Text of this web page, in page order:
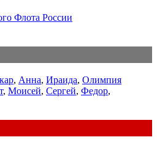
Флота России
, Анна, Ираида, Олимпия
, Моисей, Сергей, Федор,